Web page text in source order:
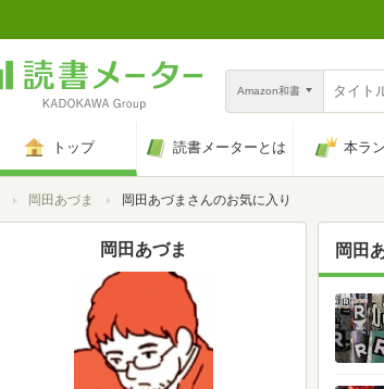
Amazon和書
トップ 読書メーターとは 本ラ
トップ岡田あづま 岡田あづまさんのお気に入り
岡田
14
岡田あづま